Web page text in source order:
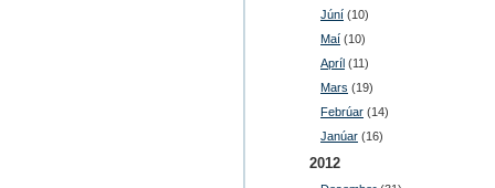
Júní (10)
Maí (10)
Apríl (11)
Mars (19)
Febrúar (14)
Janúar (16)
2012